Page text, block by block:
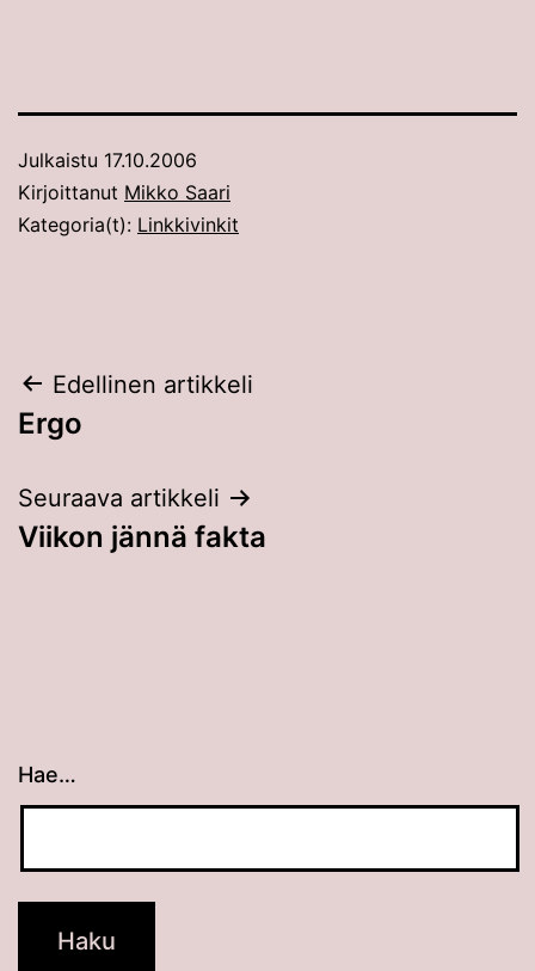
Julkaistu 17.10.2006
Kirjoittanut Mikko Saari
Kategoria(t): Linkkivinkit
Artikkelien
selaus
Edellinen artikkeli
Ergo
Seuraava artikkeli
Viikon jännä fakta
Hae…
Kun tuloksia tulee, voit selata niitä